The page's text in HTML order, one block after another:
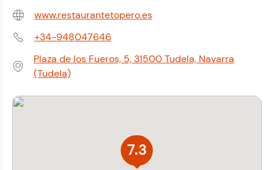
Web: www.restaurantetopero.es
Teléfono:+34-948047646
Dirección:
Plaza de los Fueros, 5, 31500 Tudela, Navarra
(Tudela)
7.3